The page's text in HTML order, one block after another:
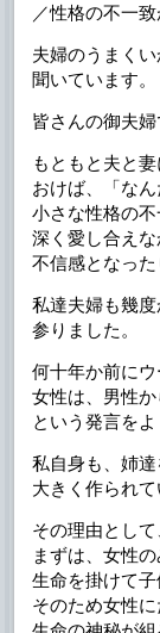
／性格の不一
夫婦のうまく
聞いています。
皆さんの御夫婦
もともと夫と
おけば、「な
小さな性格の不
深く愛し合え
不信感となった
私達夫婦も幾
参りました。
何十年か前にウ
女性は、男性
という発言をよ
私自身も、姉
大きく作られて
その理由として
まずは、女性
生命を掛けて子
そのため女性